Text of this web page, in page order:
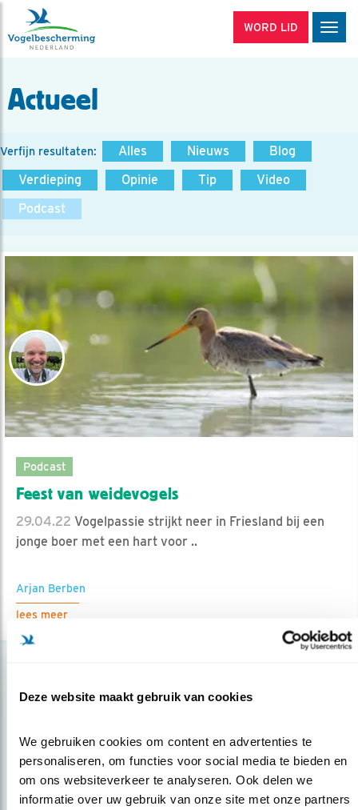
Deze website maakt gebruik van cookies
We gebruiken cookies om content en advertenties te
personaliseren, om functies voor social media te bieden en
om ons websiteverkeer te analyseren. Ook delen we
informatie over uw gebruik van onze site met onze partners
WORD LID
Actueel
Verfijn resultaten: Alles Nieuws
Blog
Verdieping
Opinie Tip
Video
Podcast
Podcast
Feest van weidevogels
29.04.22 Vogelpassie strijkt neer in Friesland bij een
jonge boer met een hart voor ..
Arjan Berben
lees meer
Op de hoogte blijven?